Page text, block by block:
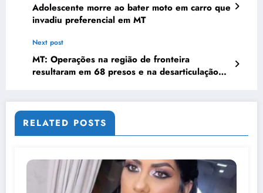
Adolescente morre ao bater moto em carro que
invadiu preferencial em MT
Next post
MT: Operações na região de fronteira
resultaram em 68 presos e na desarticulação
RELATED POSTS